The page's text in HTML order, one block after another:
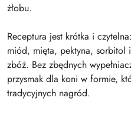
żłobu.
Receptura jest krótka i
miód, mięta, pektyna, sorbitol
zbóż. Bez zbędnych
przysmak dla koni w formie,
tradycyjnych nagród.